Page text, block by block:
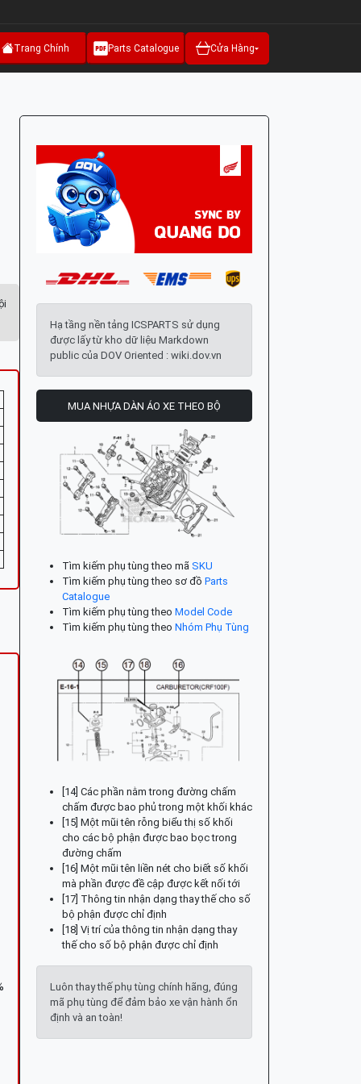
Trang Chính Parts Catalogue Cửa Hàng
Hạ tầng nền tảng ICSPARTS sử dụng
được lấy từ kho dữ liệu Markdown
public của DOV Oriented : wiki.dov.vn
MUA NHỰA DÀN ÁO XE THEO BỘ
Tìm kiếm phụ tùng theo mã SKU
Tìm kiếm phụ tùng theo sơ đồ Parts
Catalogue
Tìm kiếm phụ tùng theo Model Code
Tìm kiếm phụ tùng theo Nhóm Phụ Tùng
[14] Các phần nằm trong đường chấm
chấm được bao phủ trong một khối khác
[15] Một mũi tên rỗng biểu thị số khối
cho các bộ phận được bao bọc trong
đường chấm
[16] Một mũi tên liền nét cho biết số khối
mà phần được đề cập được kết nối tới
[17] Thông tin nhận dạng thay thế cho số
bộ phận được chỉ định
[18] Vị trí của thông tin nhận dạng thay
thế cho số bộ phận được chỉ định
Luôn thay thế phụ tùng chính hãng, đúng
mã phụ tùng để đảm bảo xe vận hành ổn
định và an toàn!